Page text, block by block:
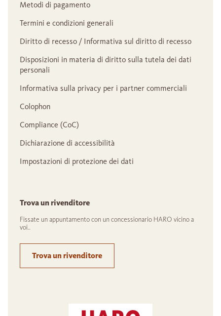
Metodi di pagamento
Termini e condizioni generali
Diritto di recesso / Informativa sul diritto di recesso
Disposizioni in materia di diritto sulla tutela dei dati
personali
Informativa sulla privacy per i partner commerciali
Colophon
Compliance (CoC)
Dichiarazione di accessibilità
Impostazioni di protezione dei dati
Trova un rivenditore
Fissate un appuntamento con un concessionario HARO vicino a
voi..
Trova un rivenditore